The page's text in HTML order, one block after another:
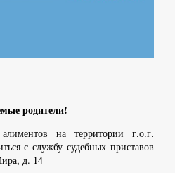
родители!
на территории г.о.г.
с службу судебных приставов
д. 14